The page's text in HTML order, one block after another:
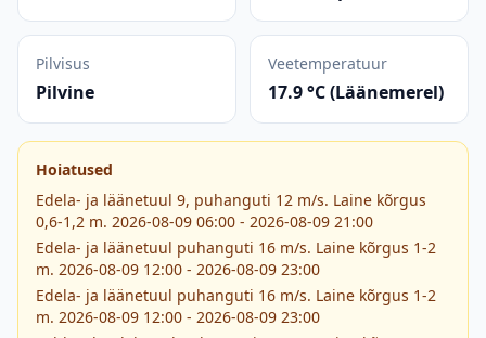
Pilvisus
Pilvine
Veetemperatuur
17.9 °C (Läänemerel)
Hoiatused
Edela- ja läänetuul 9, puhanguti 12 m/s. Laine kõrgus
0,6-1,2 m. 2026-08-09 06:00 - 2026-08-09 21:00
Edela- ja läänetuul puhanguti 16 m/s. Laine kõrgus 1-2
m. 2026-08-09 12:00 - 2026-08-09 23:00
Edela- ja läänetuul puhanguti 16 m/s. Laine kõrgus 1-2
m. 2026-08-09 12:00 - 2026-08-09 23:00